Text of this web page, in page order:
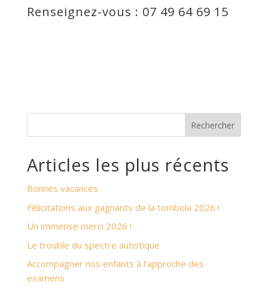
Renseignez-vous : 07 49 64 69 15
Rechercher
Articles les plus récents
Bonnes vacances
Félicitations aux gagnants de la tombola 2026 !
Un immense merci 2026 !
Le trouble du spectre autistique
Accompagner nos enfants à l’approche des
examens